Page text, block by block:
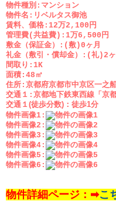
物件種別:マンション
物件名:リベルタス御池
賃料、価格:12万2,100円
管理費(共益費):1万6,500円
敷金（保証金）:(敷)0ヶ月
礼金（敷引・償却金）:(礼)2ヶ
間取り:1K
面積:48㎡
住所:京都府京都市中京区一之
交通１:京都地下鉄東西線「京
交通１(徒歩分数)： 徒歩1分
物件画像1:
物件画像2:
物件画像3:
物件画像4:
物件画像5:
物件画像6:
物件詳細ページ：➡こ